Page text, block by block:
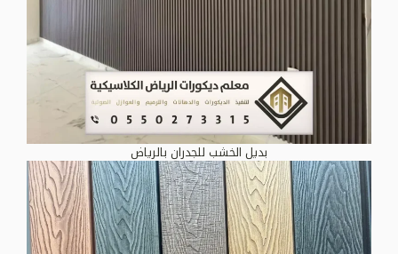
بديل الخشب للجدران بالرياض